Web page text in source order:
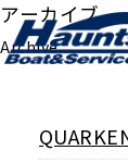
アーカイブ
Archive